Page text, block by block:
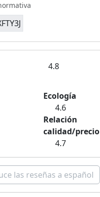
4.8
Ecología
4.6
Relación
calidad/precio
4.7
las reseñas a español